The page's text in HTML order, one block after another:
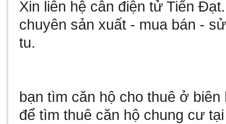
Xin liên hệ cân điện tử Tiến
chuyên sản xuất - mua bán -
tu.
bạn tìm căn hộ cho thuê ở biên
để tìmthuê căn hộ chung cư